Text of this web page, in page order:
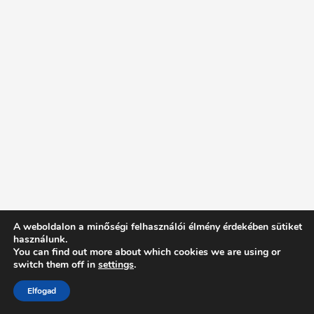
Intentionally Blank - Proudly powered by WordPress
A weboldalon a minőségi felhasználói élmény érdekében sütiket
használunk.
You can find out more about which cookies we are using or
switch them off in settings.
Elfogad